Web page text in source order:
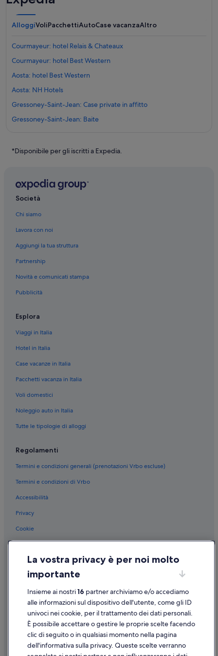
AlloggiVoliPacchettiAutoCase vacanzaAltro
Courmayeur: hotel Relais & Chateaux
Courmayeur: hotel Best Western
Aosta: hotel Best Western
Aosta: NH Hotels
Gressoney-Saint-Jean: Case private in affitto
Gressoney-Saint-Jean: Baite
Champoluc: Case private in affitto
Cervinia: Resort e hotel con spa
Champoluc: Hotel sulla neve
Gressoney-Saint-Jean: hotel a 3 stelle
Courmayeur: hotel a 3 stelle
Morgex: hotel a 3 stelle
Courmayeur: hotel
Aosta: hotel
Chamois: hotel
Gressoney-Saint-Jean: hotel
Saint-Vincent: hotel
Torgnon: hotel
Cervinia: hotel
*Disponibile per gli iscritti a Expedia.
Società
Chi siamo
Lavora con noi
Aggiungi la tua struttura
Partnership
Novità e comunicati stampa
Pubblicità
Esplora
Viaggi in Italia
Hotel in Italia
Case vacanze in Italia
Pacchetti vacanza in Italia
Voli domestici
Noleggio auto in Italia
Tutte le tipologie di alloggi
Regolamenti
Termini e condizioni generali (prenotazioni Vrbo escluse)
Termini e condizioni di Vrbo
Accessibilità
Privacy
Cookie
Informazioni legali/Contatti
Linee guida sui contenuti e segnalazione dei contenuti
Supporto
Assistenza clienti
Contattaci
Come cancellare un volo
La vostra privacy è per noi molto
importante
Insieme ai nostri16 partner archiviamo e/o accediamo
alle informazioni sul dispositivo dell'utente, come gli ID
univoci nei cookie, per il trattamento dei dati personali.
È possibile accettare o gestire le proprie scelte facendo
clic di seguito o in qualsiasi momento nella pagina
dell'informativa sulla privacy. Queste scelte verranno